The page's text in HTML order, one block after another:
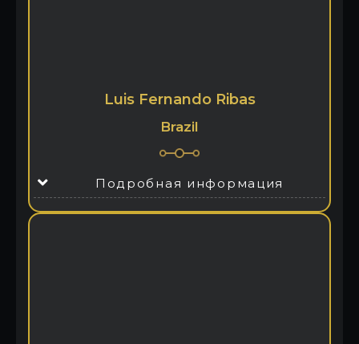
Luis Fernando Ribas
Brazil
Подробная информация